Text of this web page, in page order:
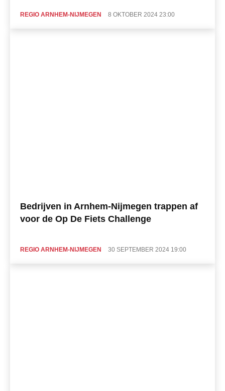
REGIO ARNHEM-NIJMEGEN 8 OKTOBER 2024 23:00
Bedrijven in Arnhem-Nijmegen trappen af
voor de Op De Fiets Challenge
REGIO ARNHEM-NIJMEGEN 30 SEPTEMBER 2024 19:00